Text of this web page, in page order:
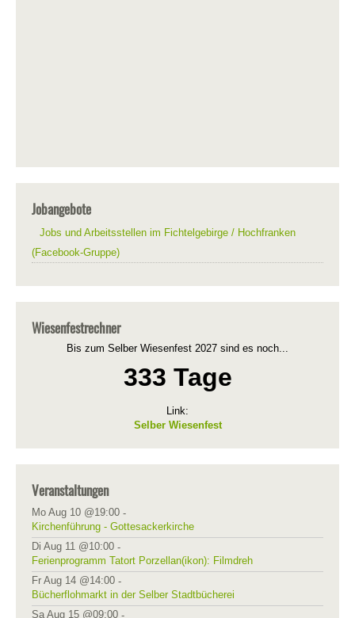
Jobangebote
Jobs und Arbeitsstellen im Fichtelgebirge / Hochfranken
(Facebook-Gruppe)
Wiesenfestrechner
Bis zum Selber Wiesenfest 2027 sind es noch...
333 Tage
Link:
Selber Wiesenfest
Veranstaltungen
Mo Aug 10 @19:00 -
Kirchenführung - Gottesackerkirche
Di Aug 11 @10:00 -
Ferienprogramm Tatort Porzellan(ikon): Filmdreh
Fr Aug 14 @14:00 -
Bücherflohmarkt in der Selber Stadtbücherei
Sa Aug 15 @09:00 -